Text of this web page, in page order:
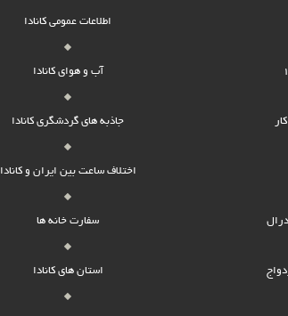
اطلاعات عمومی کانادا
آب و هوای کانادا
جاذبه های گردشگری کانادا
اختلاف ساعت بین ایران و کانادا
سفارت خانه ها
استان های کانادا